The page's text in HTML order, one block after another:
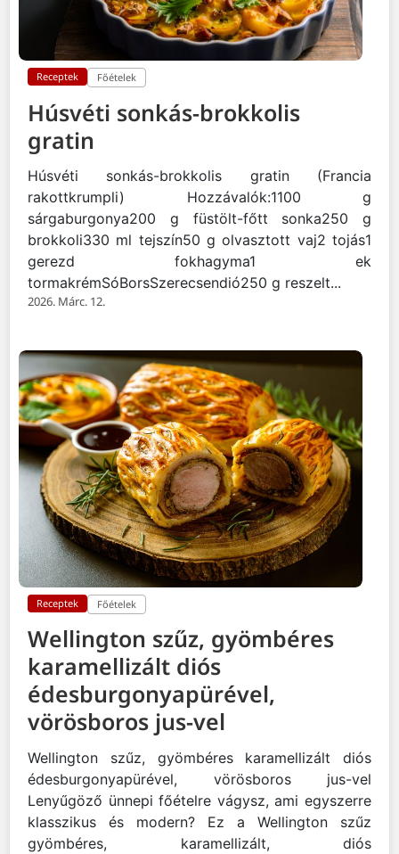
Receptek Főételek
Húsvéti sonkás-brokkolis
gratin
Húsvéti sonkás-brokkolis gratin (Francia
rakottkrumpli) Hozzávalók:1100 g
sárgaburgonya200 g füstölt-főtt sonka250 g
brokkoli330 ml tejszín50 g olvasztott vaj2 tojás1
gerezd fokhagyma1 ek
tormakrémSóBorsSzerecsendió250 g reszelt...
2026. Márc. 12.
Receptek Főételek
Wellington szűz, gyömbéres
karamellizált diós
édesburgonyapürével,
vörösboros jus-vel
Wellington szűz, gyömbéres karamellizált diós
édesburgonyapürével, vörösboros jus-vel
Lenyűgöző ünnepi főételre vágysz, ami egyszerre
klasszikus és modern? Ez a Wellington szűz
gyömbéres, karamellizált, diós